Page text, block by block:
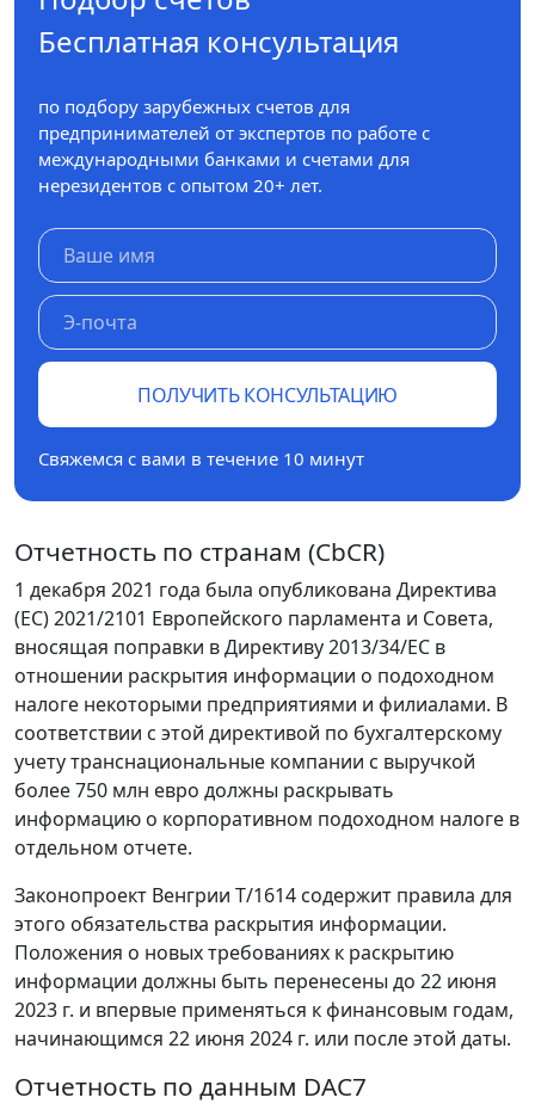
Бесплатная консультация
по подбору зарубежных счетов для
предпринимателей от экспертов по работе с
международными банками и счетами для
нерезидентов с опытом 20+ лет.
ПОЛУЧИТЬ КОНСУЛЬТАЦИЮ
Свяжемся с вами в течение 10 минут
Отчетность по странам (CbCR)
1 декабря 2021 года была опубликована Директива
(ЕС) 2021/2101 Европейского парламента и Совета,
вносящая поправки в Директиву 2013/34/ЕС в
отношении раскрытия информации о подоходном
налоге некоторыми предприятиями и филиалами. В
соответствии с этой директивой по бухгалтерскому
учету транснациональные компании с выручкой
более 750 млн евро должны раскрывать
информацию о корпоративном подоходном налоге в
отдельном отчете.
Законопроект Венгрии T/1614 содержит правила для
этого обязательства раскрытия информации.
Положения о новых требованиях к раскрытию
информации должны быть перенесены до 22 июня
2023 г. и впервые применяться к финансовым годам,
начинающимся 22 июня 2024 г. или после этой даты.
Отчетность по данным DAC7